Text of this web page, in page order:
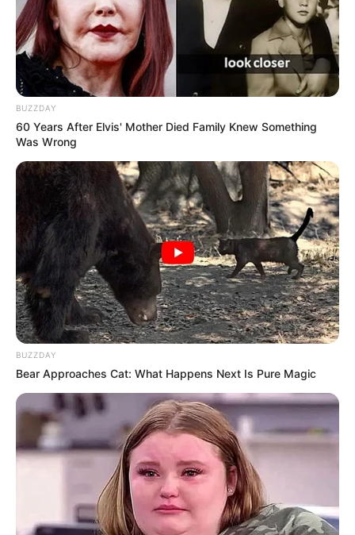
BUZZDAY
60 Years After Elvis' Mother Died Family Knew Something
Was Wrong
BUZZDAY
Bear Approaches Cat: What Happens Next Is Pure Magic